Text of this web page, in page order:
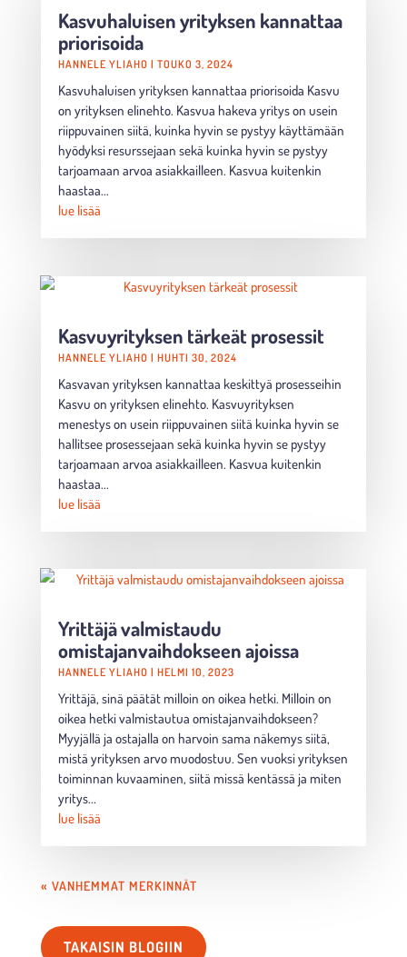
Kasvuhaluisen yrityksen kannattaa
priorisoida
HANNELE YLIAHO | TOUKO 3, 2024
Kasvuhaluisen yrityksen kannattaa priorisoida Kasvu
on yrityksen elinehto. Kasvua hakeva yritys on usein
riippuvainen siitä, kuinka hyvin se pystyy käyttämään
hyödyksi resurssejaan sekä kuinka hyvin se pystyy
tarjoamaan arvoa asiakkailleen. Kasvua kuitenkin
haastaa...
lue lisää
Kasvuyrityksen tärkeät prosessit
HANNELE YLIAHO | HUHTI 30, 2024
Kasvavan yrityksen kannattaa keskittyä prosesseihin
Kasvu on yrityksen elinehto. Kasvuyrityksen
menestys on usein riippuvainen siitä kuinka hyvin se
hallitsee prosessejaan sekä kuinka hyvin se pystyy
tarjoamaan arvoa asiakkailleen. Kasvua kuitenkin
haastaa...
lue lisää
Yrittäjä valmistaudu
omistajanvaihdokseen ajoissa
HANNELE YLIAHO | HELMI 10, 2023
Yrittäjä, sinä päätät milloin on oikea hetki. Milloin on
oikea hetki valmistautua omistajanvaihdokseen?
Myyjällä ja ostajalla on harvoin sama näkemys siitä,
mistä yrityksen arvo muodostuu. Sen vuoksi yrityksen
toiminnan kuvaaminen, siitä missä kentässä ja miten
yritys...
lue lisää
« VANHEMMAT MERKINNÄT
TAKAISIN BLOGIIN